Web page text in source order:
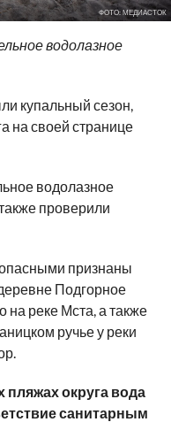
ФОТО: МЕДИАСТОК
водолазное
купальный сезон,
на своей странице
водолазное
проверили
признаны
Подгорное
на реке Мста, а также
ручье у реки
округа вода
санитарным